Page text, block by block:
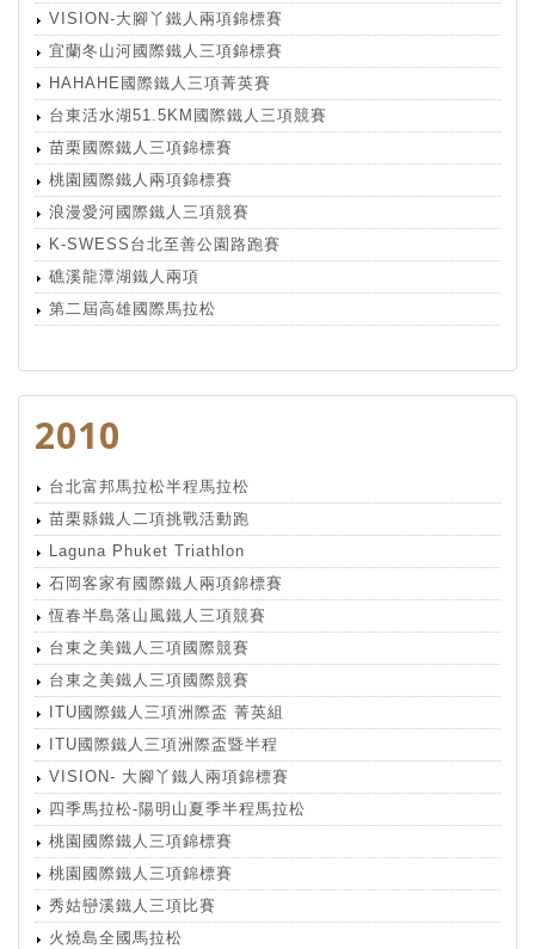
VISION-大腳丫鐵人兩項錦標賽
宜蘭冬山河國際鐵人三項錦標賽
HAHAHE國際鐵人三項菁英賽
台東活水湖51.5KM國際鐵人三項競賽
苗栗國際鐵人三項錦標賽
桃園國際鐵人兩項錦標賽
浪漫愛河國際鐵人三項競賽
K-SWESS台北至善公園路跑賽
礁溪龍潭湖鐵人兩項
第二屆高雄國際馬拉松
2010
台北富邦馬拉松半程馬拉松
苗栗縣鐵人二項挑戰活動跑
Laguna Phuket Triathlon
石岡客家有國際鐵人兩項錦標賽
恆春半島落山風鐵人三項競賽
台東之美鐵人三項國際競賽
台東之美鐵人三項國際競賽
ITU國際鐵人三項洲際盃 菁英組
ITU國際鐵人三項洲際盃暨半程
VISION- 大腳丫鐵人兩項錦標賽
四季馬拉松-陽明山夏季半程馬拉松
桃園國際鐵人三項錦標賽
桃園國際鐵人三項錦標賽
秀姑巒溪鐵人三項比賽
火燒島全國馬拉松